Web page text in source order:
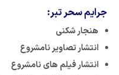
جرایم سحر تبر:
هنجار شکنی
انتشار تصاویر نامشروع
انتشار فیلم های نامشروع